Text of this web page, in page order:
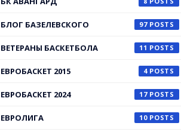
БЛОГ БАЗЕЛЕВСКОГО 97
ВЕТЕРАНЫ БАСКЕТБОЛА 11
ЕВРОБАСКЕТ 2015 4
ЕВРОБАСКЕТ 2024 17
ЕВРОЛИГА 10